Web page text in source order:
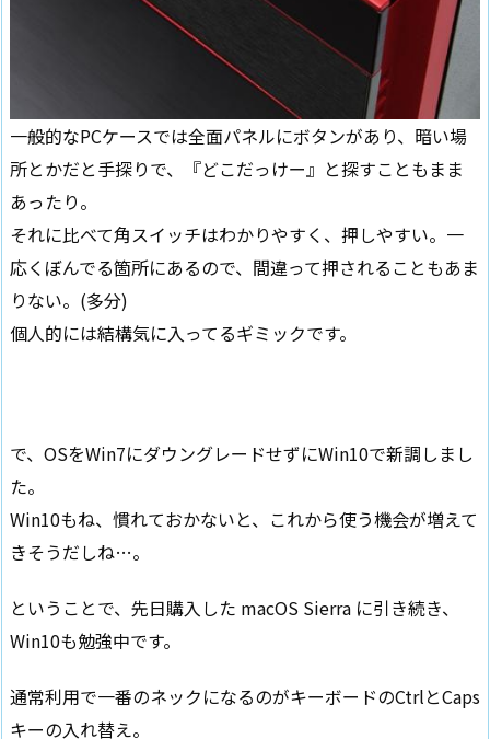
一般的なPCケースでは全面パネルにボタンがあり、暗い場
所とかだと手探りで、『どこだっけー』と探すこともまま
あったり。
それに比べて角スイッチはわかりやすく、押しやすい。一
応くぼんでる箇所にあるので、間違って押されることもあま
りない。(多分)
個人的には結構気に入ってるギミックです。
で、OSをWin7にダウングレードせずにWin10で新調しまし
た。
Win10もね、慣れておかないと、これから使う機会が増えて
きそうだしね…。
ということで、先日購入した macOS Sierra に引き続き、
Win10も勉強中です。
通常利用で一番のネックになるのがキーボードのCtrlとCaps
キーの入れ替え。